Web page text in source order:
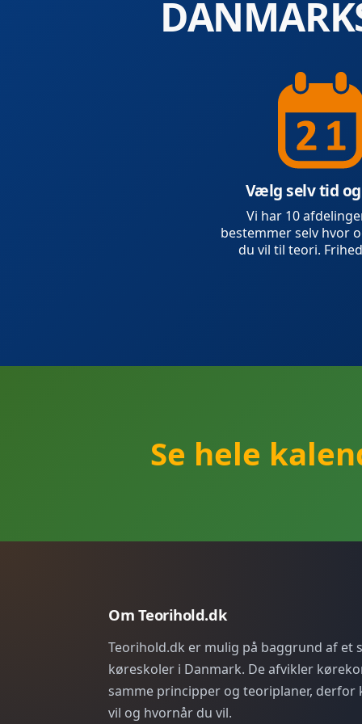
Vælg selv tid
Vi har 10
bestemmer selv hvor
du vil til teori.
Se hele
Om Teorihold.dk
Teorihold.dk er mulig på baggrund af et
køreskoler i Danmark. De afvikler
samme principper og teoriplaner, derfor
vil og hvornår du vil.